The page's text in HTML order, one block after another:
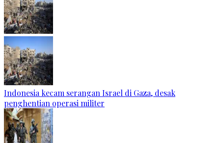
Indonesia kecam serangan Israel di Gaza, desak
penghentian operasi militer